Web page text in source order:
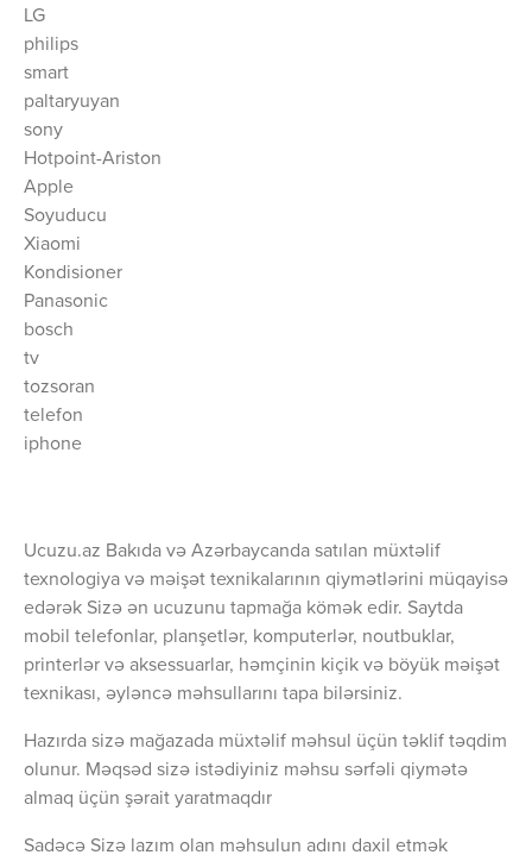
LG
philips
smart
paltaryuyan
sony
Hotpoint-Ariston
Apple
Soyuducu
Xiaomi
Kondisioner
Panasonic
bosch
tv
tozsoran
telefon
iphone
Ucuzu.az Bakıda və Azərbaycanda satılan müxtəlif
texnologiya və məişət texnikalarının qiymətlərini müqayisə
edərək Sizə ən ucuzunu tapmağa kömək edir. Saytda
mobil telefonlar, planşetlər, komputerlər, noutbuklar,
printerlər və aksessuarlar, həmçinin kiçik və böyük məişət
texnikası, əyləncə məhsullarını tapa bilərsiniz.
Hazırda sizə mağazada müxtəlif məhsul üçün təklif təqdim
olunur. Məqsəd sizə istədiyiniz məhsu sərfəli qiymətə
almaq üçün şərait yaratmaqdır
Sadəcə Sizə lazım olan məhsulun adını daxil etmək